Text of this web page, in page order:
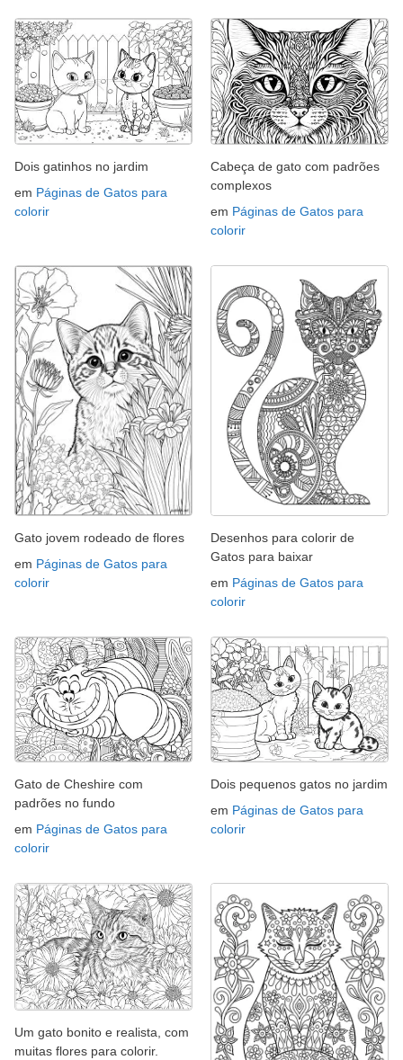
Dois gatinhos no jardim
em Páginas de Gatos para
colorir
Cabeça de gato com padrões
complexos
em Páginas de Gatos para
colorir
Gato jovem rodeado de flores
em Páginas de Gatos para
colorir
Desenhos para colorir de
Gatos para baixar
em Páginas de Gatos para
colorir
Gato de Cheshire com
padrões no fundo
em Páginas de Gatos para
colorir
Dois pequenos gatos no jardim
em Páginas de Gatos para
colorir
Um gato bonito e realista, com
muitas flores para colorir.